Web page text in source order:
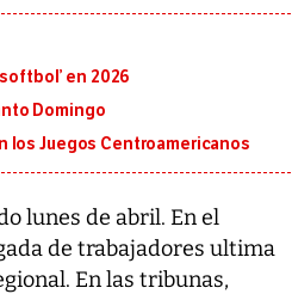
en 2026
Domingo
los Juegos Centroamericanos
lunes de abril. En el
de trabajadores ultima
En las tribunas,
sur de Japón, provocando una